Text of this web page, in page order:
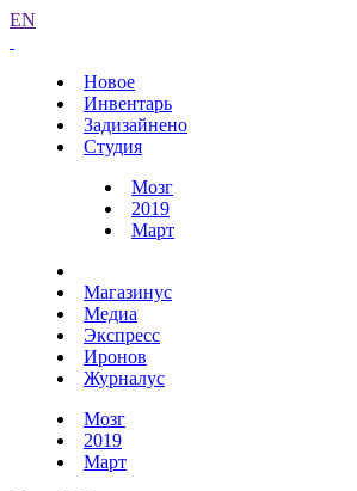
EN
Новое
Инвентарь
Задизайнено
Студия
Мозг
2019
Март
Магазинус
Медиа
Экспресс
Иронов
Журналус
Мозг
2019
Март